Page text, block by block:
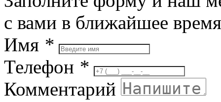
с вами в ближайшее время
Имя *
Телефон *
Комментарий